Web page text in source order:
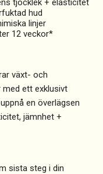
tjocklek + elasticitet
hud
linjer
12 veckor*
växt- och
ett exklusivt
en överlägsen
jämnhet +
sista steg i din